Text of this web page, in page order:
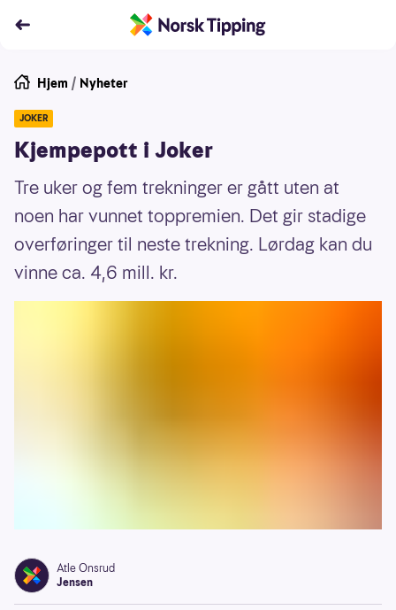
Hjem / Nyheter
JOKER
Kjempepott i Joker
Tre uker og fem trekninger er gått uten at
noen har vunnet toppremien. Det gir stadige
overføringer til neste trekning. Lørdag kan du
vinne ca. 4,6 mill. kr.
Atle Onsrud
Jensen